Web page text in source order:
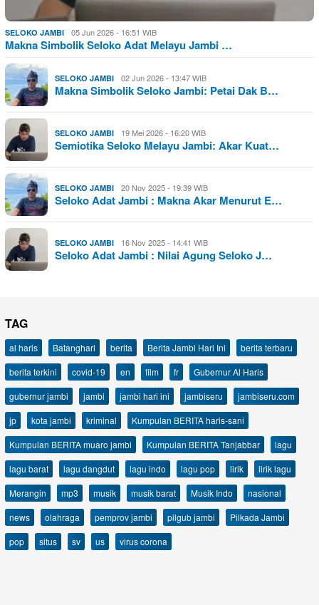
SELOKO JAMBI 05 Jun 2026 - 16:51 WIB
Makna Simbolik Seloko Adat Melayu Jambi …
SELOKO JAMBI 02 Jun 2026 - 13:47 WIB
Makna Simbolik Seloko Jambi: Petai Dak B…
SELOKO JAMBI 19 Mei 2026 - 16:20 WIB
Semiotika Seloko Melayu Jambi: Akar Kuat…
SELOKO JAMBI 20 Nov 2025 - 19:39 WIB
Seloko Adat Jambi : Makna Akar Menurut E…
SELOKO JAMBI 16 Nov 2025 - 14:41 WIB
Seloko Adat Jambi : Nilai Agung Seloko J…
TAG
al haris Batanghari berita Berita Jambi Hari Ini
berita terbaru
berita terkini
covid-19 en film fr
Gubernur Al Haris
gubernur jambi
jambi jambi hari ini jambiseru
jambiseru.com
jp
kota jambi kriminal
Kumpulan BERITA haris-sani
Kumpulan BERITA muaro jambi
Kumpulan BERITA Tanjabbar
lagu
lagu barat
lagu dangdut lagu indo lagu pop lirik
lirik lagu
Merangin
mp3 musik musik barat Musik Indo
nasional
news
olahraga pemprov jambi pilgub jambi
Pilkada Jambi
pop
situs sv us virus corona